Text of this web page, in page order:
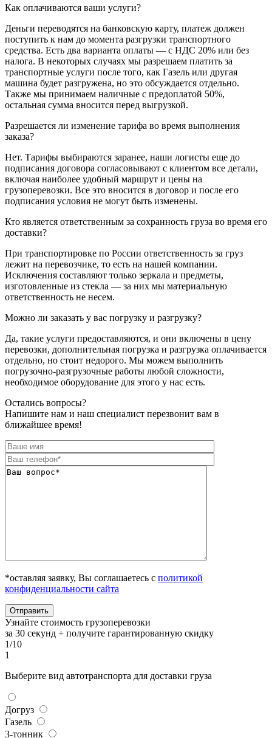
Как оплачиваются ваши услуги?
Деньги переводятся на банковскую карту, платеж должен
поступить к нам до момента разгрузки транспортного
средства. Есть два варианта оплаты — с НДС 20% или без
налога. В некоторых случаях мы разрешаем платить за
транспортные услуги после того, как Газель или другая
машина будет разгружена, но это обсуждается отдельно.
Также мы принимаем наличные с предоплатой 50%,
остальная сумма вносится перед выгрузкой.
Разрешается ли изменение тарифа во время выполнения
заказа?
Нет. Тарифы выбираются заранее, наши логисты еще до
подписания договора согласовывают с клиентом все детали,
включая наиболее удобный маршрут и цены на
грузоперевозки. Все это вносится в договор и после его
подписания условия не могут быть изменены.
Кто является ответственным за сохранность груза во время его
доставки?
При транспортировке по России ответственность за груз
лежит на перевозчике, то есть на нашей компании.
Исключения составляют только зеркала и предметы,
изготовленные из стекла — за них мы материальную
ответственность не несем.
Можно ли заказать у вас погрузку и разгрузку?
Да, такие услуги предоставляются, и они включены в цену
перевозки, дополнительная погрузка и разгрузка оплачивается
отдельно, но стоит недорого. Мы можем выполнить
погрузочно-разгрузочные работы любой сложности,
необходимое оборудование для этого у нас есть.
Остались вопросы?
Напишите нам и наш специалист перезвонит вам в
ближайшее время!
*оставляя заявку, Вы соглашаетесь с политикой
конфиденциальности сайта
Узнайте стоимость грузоперевозки
за 30 секунд + получите гарантированную скидку
1/10
1
Выберите вид автотранспорта для доставки груза
Догруз
Газель
3-тонник